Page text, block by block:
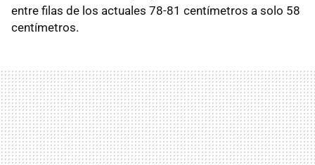
entre filas de los actuales 78-81 centímetros a solo 58
centímetros.